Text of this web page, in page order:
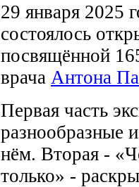
29 января 2025
состоялось
посвящённой
врача Антона
Первая часть
разнообразные
нём. Вторая -
только» -